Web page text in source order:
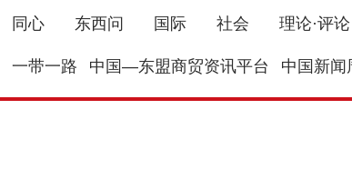
同心 东西问 国际 社会 理论·评论
一带一路 中国—东盟商贸资讯平台 中国新闻